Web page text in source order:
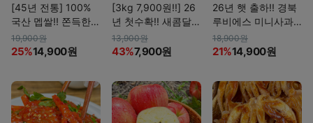
[45년 전통] 100%
국산 멥쌀!! 쫀득한
백꿀설기 외 1종
19,900원
25%14,900원
[3kg 7,900원!!] 26
년 첫수확!! 새콤달콤
하우스 감귤
13,900원
43%7,900원
26년 햇 출하!! 경북
루비에스 미니사과 1
kg
18,900원
21%14,900원